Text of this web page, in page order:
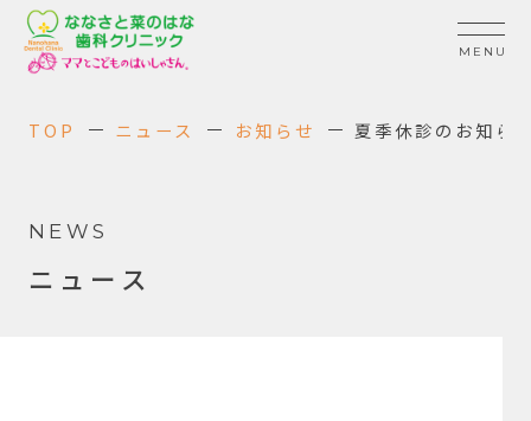
NEWS
ニュース
TOP ニュース お知らせ 夏季休診のお知ら